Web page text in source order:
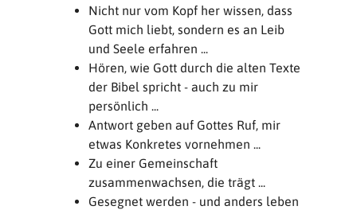
Nicht nur vom Kopf her wissen, dass
Gott mich liebt, sondern es an Leib
und Seele erfahren ...
Hören, wie Gott durch die alten Texte
der Bibel spricht - auch zu mir
persönlich ...
Antwort geben auf Gottes Ruf, mir
etwas Konkretes vornehmen ...
Zu einer Gemeinschaft
zusammenwachsen, die trägt ...
Gesegnet werden - und anders leben